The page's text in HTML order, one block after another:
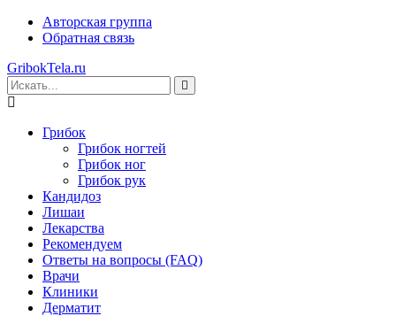
Авторская группа
Обратная связь
GribokTela.ru
Грибок
Грибок ногтей
Грибок ног
Грибок рук
Кандидоз
Лишаи
Лекарства
Рекомендуем
Ответы на вопросы (FAQ)
Врачи
Клиники
Дерматит